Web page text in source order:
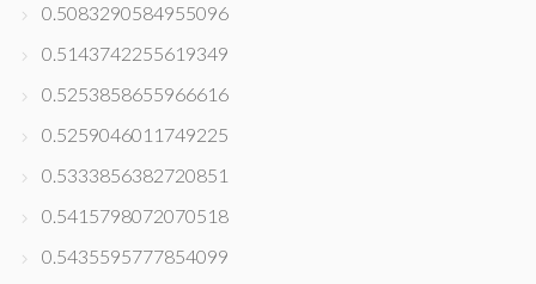
0.5083290584955096
0.5143742255619349
0.5253858655966616
0.5259046011749225
0.5333856382720851
0.5415798072070518
0.5435595777854099